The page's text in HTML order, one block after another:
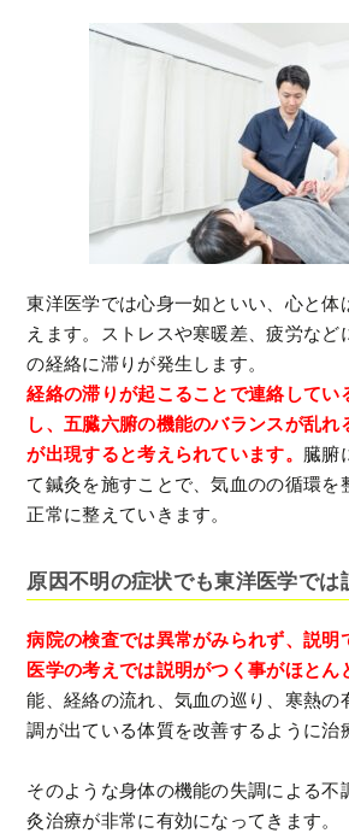
東洋医学では心身一如といい、心と体
えます。ストレスや寒暖差、疲労など
の経絡に滞りが発生します。
経絡の滞りが起こることで連絡してい
し、五臓六腑の機能のバランスが乱れ
が出現すると考えられています。 臓腑
て鍼灸を施すことで、気血のの循環を
正常に整えていきます。
原因不明の症状でも東洋医学では
病院の検査では異常がみられず、説明
医学の考えでは説明がつく事がほとん
能、経絡の流れ、気血の巡り、寒熱の
調が出ている体質を改善するように治
そのような身体の機能の失調による不
灸治療が非常に有効になってきます。